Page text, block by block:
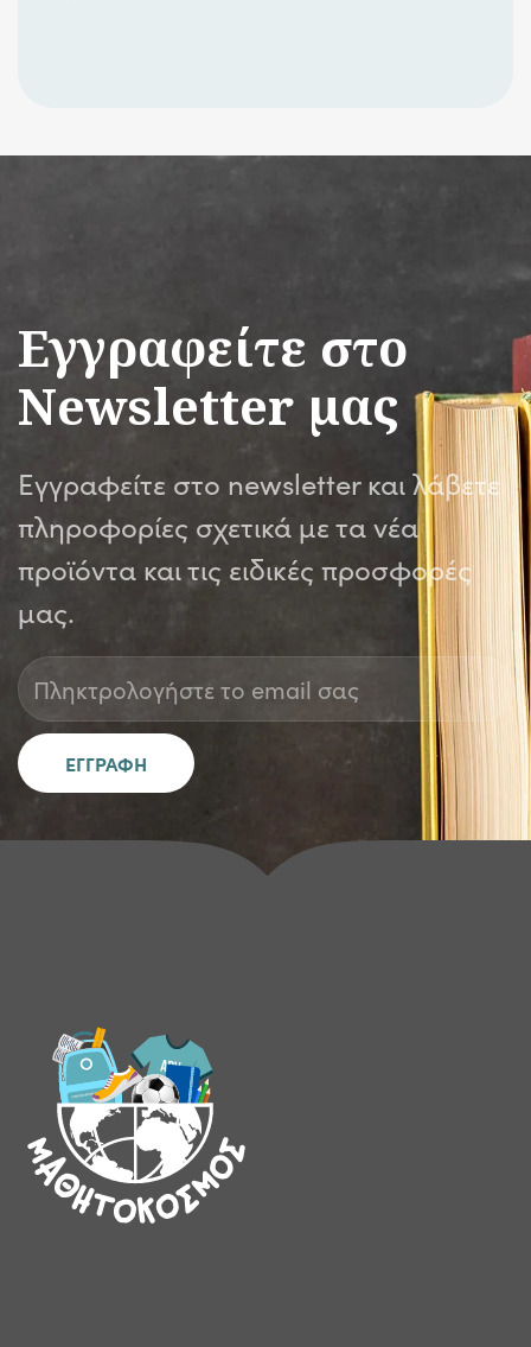
Εγγραφείτε στο
Newsletter μας
Εγγραφείτε στο newsletter και λάβετε
πληροφορίες σχετικά με τα νέα
προϊόντα και τις ειδικές προσφορές
μας.